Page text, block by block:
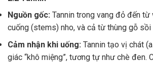
Nguồn gốc: Tannin trong vang đỏ đến
cuống (stems) nho, và cả từ thùng gỗ sồi
Cảm nhận khi uống: Tannin tạo vị chát
giác “khô miệng”, tương tự như chè đen.